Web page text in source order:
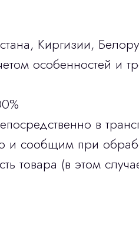
Киргизии,
особенностей и
в
и сообщим при
товара (в этом